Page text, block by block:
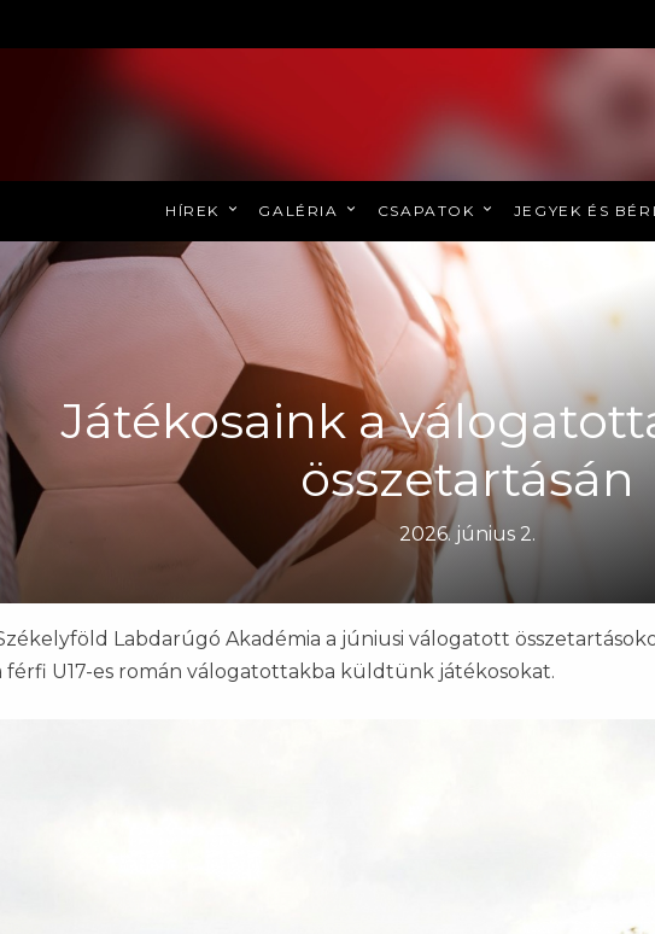
HÍREK GALÉRIA CSAPATOK JEGYEK ÉS
Játékosaink a
összetartásán
2026. június 2.
Labdarúgó Akadémia a júniusi válogatott
férfi U17-es román válogatottakba küldtünk játékosokat.